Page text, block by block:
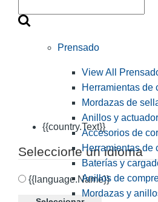
{{country.Text}}
Seleccione un idioma
{{language.Name}}
Prensado
View All
Herramientas de
Mordazas de
Anillos y
Accesorios de
Herramientas de
Baterías y
Anillos de
Mordazas y